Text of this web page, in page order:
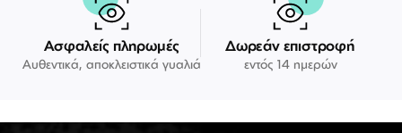
Ασφαλείς πληρωμές
Αυθεντικά, αποκλειστικά γυαλιά
Δωρεάν επιστροφή
εντός 14 ημερών